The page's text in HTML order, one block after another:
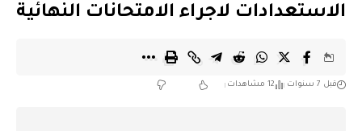
الاستعدادات لاجراء الامتحانات النهائية
قبل 7 سنوات 12 مشاهدات